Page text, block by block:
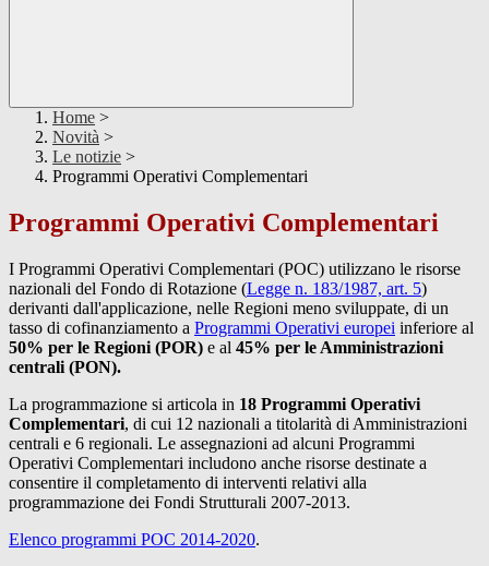
Home >
Novità >
Le notizie >
Programmi Operativi Complementari
Programmi Operativi Complementari
I Programmi Operativi Complementari (POC) utilizzano le risorse
nazionali del Fondo di Rotazione (Legge n. 183/1987, art. 5)
derivanti dall'applicazione, nelle Regioni meno sviluppate, di un
tasso di cofinanziamento a Programmi Operativi europei inferiore al
50% per le Regioni (POR) e al 45% per le Amministrazioni
centrali (PON).
La programmazione si articola in 18 Programmi Operativi
Complementari, di cui 12 nazionali a titolarità di Amministrazioni
centrali e 6 regionali. Le assegnazioni ad alcuni Programmi
Operativi Complementari includono anche risorse destinate a
consentire il completamento di interventi relativi alla
programmazione dei Fondi Strutturali 2007-2013.
Elenco programmi POC 2014-2020.